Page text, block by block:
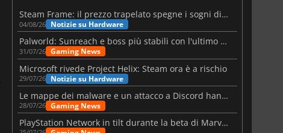
Steam Frame: il prezzo trapelato spegne i sogni di un VR economico
04/08/26 Notizie su Hardware
Palworld: Sunreach e boss più stabili con l'ultimo update
31/07/26 Gaming News
Microsoft rivede Project Helix: Steam ora è a rischio
29/07/26 Notizie su Hardware
Le mappe dei malware e un attacco a Discord hanno colpito Meccha Chameleon
28/07/26 Gaming News
PlayStation Network in tilt durante la beta di Marvel Tōkon